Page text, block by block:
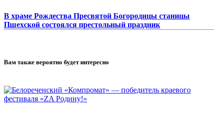
В храме Рождества Пресвятой Богородицы станицы
Пшехской состоялся престольный праздник
Вам также вероятно будет интересно